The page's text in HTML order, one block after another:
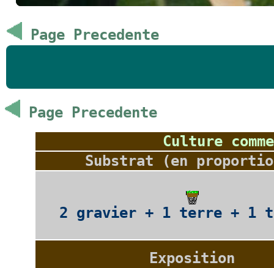
Page Precedente
Page Precedente
Culture
Substrat (en
2 gravier + 1 terre + 1
Exposition